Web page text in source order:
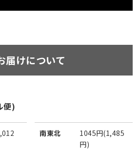
届けについて
便)
南東北
1045円(1,485
円)